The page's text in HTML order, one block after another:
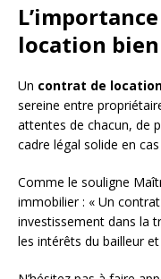
location
Un contrat de
sereine entre
attentes de chacun, de
cadre légal solide en
Comme le souligne
immobilier : « Un
investissement dans la
les intérêts du bailleur